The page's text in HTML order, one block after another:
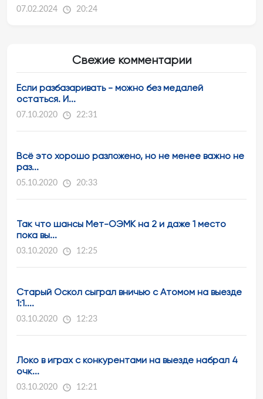
07.02.2024 20:24
Свежие комментарии
Если разбазаривать - можно без медалей
остаться. И...
07.10.2020 22:31
Всё это хорошо разложено, но не менее важно не
раз...
05.10.2020 20:33
Так что шансы Мет-ОЭМК на 2 и даже 1 место
пока вы...
03.10.2020 12:25
Старый Оскол сыграл вничью с Атомом на выезде
1:1....
03.10.2020 12:23
Локо в играх с конкурентами на выезде набрал 4
очк...
03.10.2020 12:21